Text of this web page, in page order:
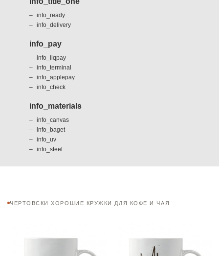
info_ready
info_delivery
info_pay
info_liqpay
info_terminal
info_applepay
info_check
info_materials
info_canvas
info_baget
info_uv
info_steel
ЧЕРТОВСКИ ХОРОШИЕ КРУЖКИ ДЛЯ КОФЕ И ЧАЯ